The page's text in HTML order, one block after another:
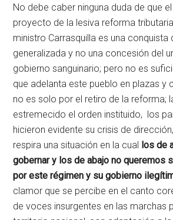
No debe caber ninguna duda de que
proyecto de la lesiva reforma
ministro Carrasquilla es una conquista
generalizada y no una concesión del
gobierno sanguinario; pero no es
que adelanta este pueblo en plazas y
no es solo por el retiro de la reforma;
estremecido el orden instituido, los
hicieron evidente su crisis de
respira una situación en la cual los de
gobernar y los de abajo no queremos
por este régimen y su gobierno
clamor que se percibe en el canto
de voces insurgentes en las marchas